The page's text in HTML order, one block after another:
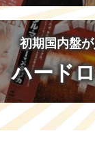
初期国内盤
ハード